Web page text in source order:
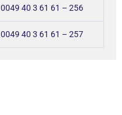
0049 40 3 61 61 – 256
0049 40 3 61 61 – 257